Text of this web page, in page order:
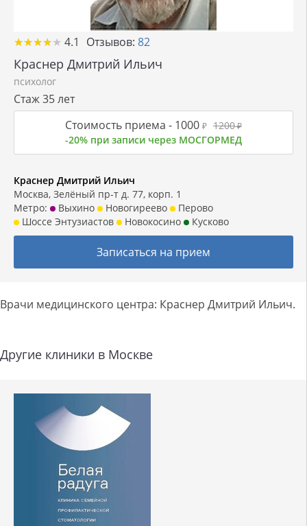
★★★★★
★★★★★ 4.1 Отзывов: 82
Краснер Дмитрий Ильич
психолог
Стаж 35 лет
Стоимость приема - 1000 ₽ 1200₽
-20% при записи через МОСГОРМЕД
Краснер Дмитрий Ильич
Москва, Зелёный пр-т д. 77, корп. 1
Метро:
Выхино Новогиреево
Перово
Шоссе Энтузиастов
Новокосино Кусково
Записаться на прием
Врачи медицинского центра: Краснер Дмитрий Ильич.
Другие клиники в Москве